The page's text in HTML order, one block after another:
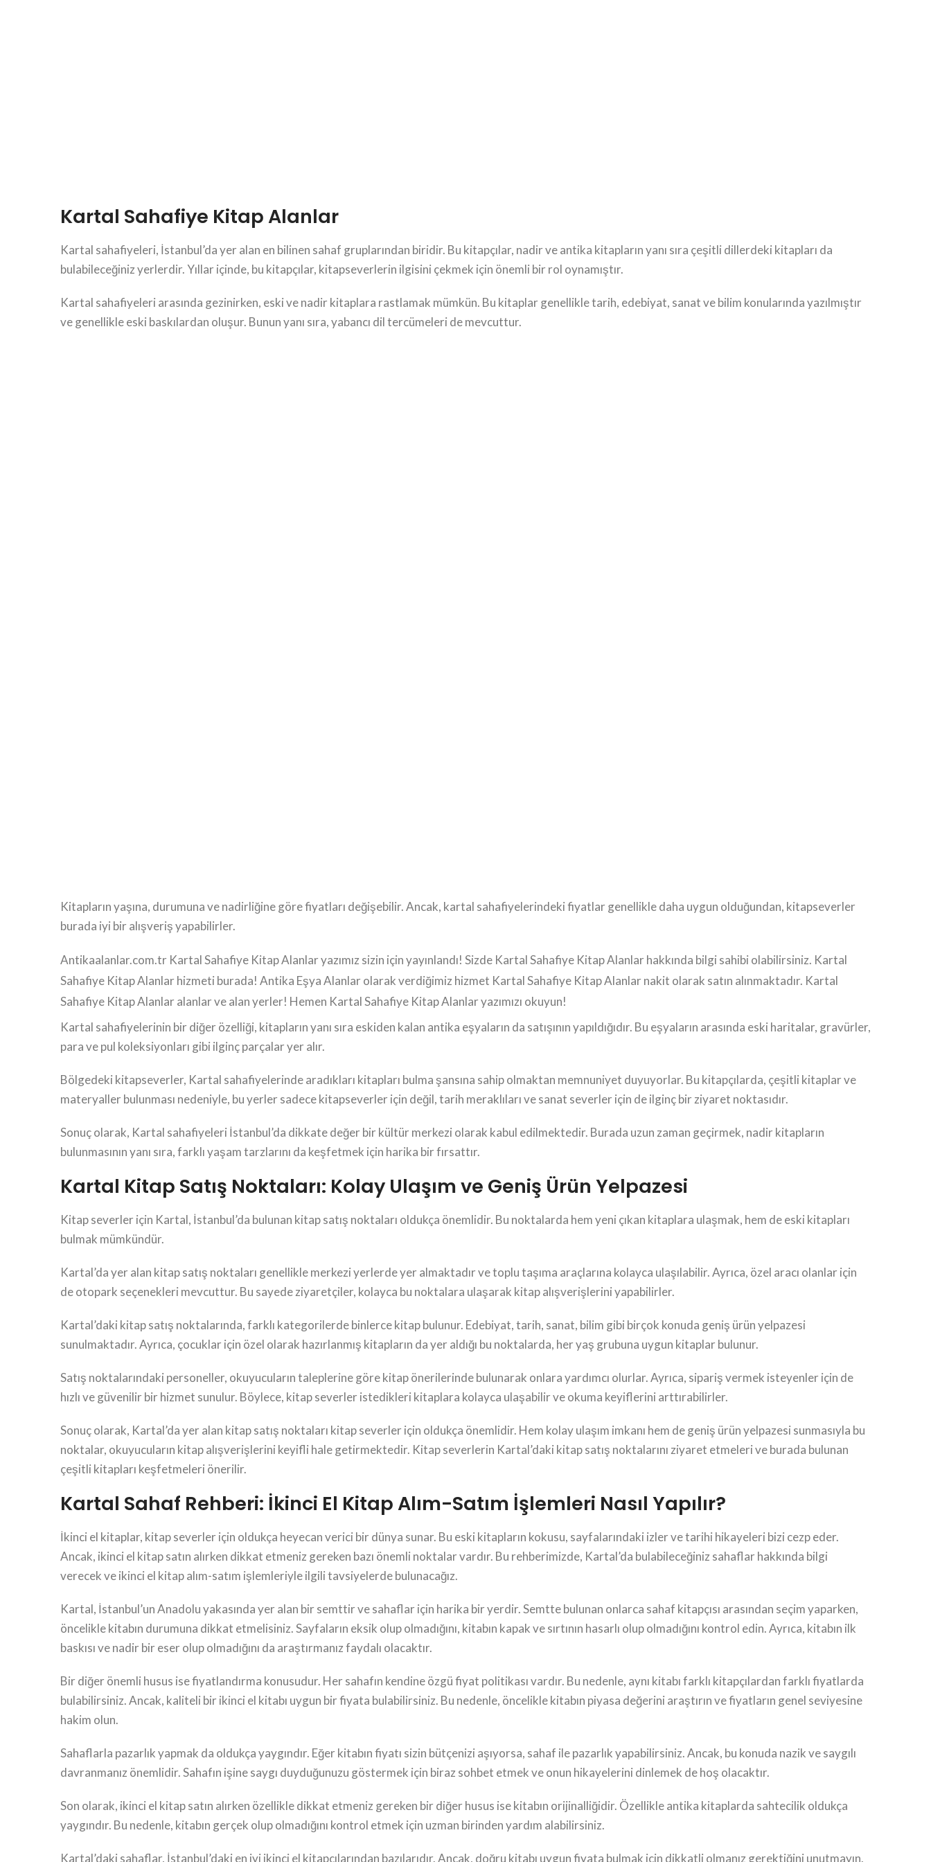
Kartal Sahafiye Kitap Alanlar
Kartal sahafiyeleri, İstanbul’da yer alan en bilinen sahaf gruplarından biridir. Bu kitapçılar, nadir ve antika kitapların yanı sıra çeşitli dillerdeki kitapları da
bulabileceğiniz yerlerdir. Yıllar içinde, bu kitapçılar, kitapseverlerin ilgisini çekmek için önemli bir rol oynamıştır.
Kartal sahafiyeleri arasında gezinirken, eski ve nadir kitaplara rastlamak mümkün. Bu kitaplar genellikle tarih, edebiyat, sanat ve bilim konularında yazılmıştır
ve genellikle eski baskılardan oluşur. Bunun yanı sıra, yabancı dil tercümeleri de mevcuttur.
Kitapların yaşına, durumuna ve nadirliğine göre fiyatları değişebilir. Ancak, kartal sahafiyelerindeki fiyatlar genellikle daha uygun olduğundan, kitapseverler
burada iyi bir alışveriş yapabilirler.
Antikaalanlar.com.tr Kartal Sahafiye Kitap Alanlar yazımız sizin için yayınlandı! Sizde Kartal Sahafiye Kitap Alanlar hakkında bilgi sahibi olabilirsiniz. Kartal
Sahafiye Kitap Alanlar hizmeti burada! Antika Eşya Alanlar olarak verdiğimiz hizmet Kartal Sahafiye Kitap Alanlar nakit olarak satın alınmaktadır. Kartal
Sahafiye Kitap Alanlar alanlar ve alan yerler! Hemen Kartal Sahafiye Kitap Alanlar yazımızı okuyun!
Kartal sahafiyelerinin bir diğer özelliği, kitapların yanı sıra eskiden kalan antika eşyaların da satışının yapıldığıdır. Bu eşyaların arasında eski haritalar, gravürler,
para ve pul koleksiyonları gibi ilginç parçalar yer alır.
Bölgedeki kitapseverler, Kartal sahafiyelerinde aradıkları kitapları bulma şansına sahip olmaktan memnuniyet duyuyorlar. Bu kitapçılarda, çeşitli kitaplar ve
materyaller bulunması nedeniyle, bu yerler sadece kitapseverler için değil, tarih meraklıları ve sanat severler için de ilginç bir ziyaret noktasıdır.
Sonuç olarak, Kartal sahafiyeleri İstanbul’da dikkate değer bir kültür merkezi olarak kabul edilmektedir. Burada uzun zaman geçirmek, nadir kitapların
bulunmasının yanı sıra, farklı yaşam tarzlarını da keşfetmek için harika bir fırsattır.
Kartal Kitap Satış Noktaları: Kolay Ulaşım ve Geniş Ürün Yelpazesi
Kitap severler için Kartal, İstanbul’da bulunan kitap satış noktaları oldukça önemlidir. Bu noktalarda hem yeni çıkan kitaplara ulaşmak, hem de eski kitapları
bulmak mümkündür.
Kartal’da yer alan kitap satış noktaları genellikle merkezi yerlerde yer almaktadır ve toplu taşıma araçlarına kolayca ulaşılabilir. Ayrıca, özel aracı olanlar için
de otopark seçenekleri mevcuttur. Bu sayede ziyaretçiler, kolayca bu noktalara ulaşarak kitap alışverişlerini yapabilirler.
Kartal’daki kitap satış noktalarında, farklı kategorilerde binlerce kitap bulunur. Edebiyat, tarih, sanat, bilim gibi birçok konuda geniş ürün yelpazesi
sunulmaktadır. Ayrıca, çocuklar için özel olarak hazırlanmış kitapların da yer aldığı bu noktalarda, her yaş grubuna uygun kitaplar bulunur.
Satış noktalarındaki personeller, okuyucuların taleplerine göre kitap önerilerinde bulunarak onlara yardımcı olurlar. Ayrıca, sipariş vermek isteyenler için de
hızlı ve güvenilir bir hizmet sunulur. Böylece, kitap severler istedikleri kitaplara kolayca ulaşabilir ve okuma keyiflerini arttırabilirler.
Sonuç olarak, Kartal’da yer alan kitap satış noktaları kitap severler için oldukça önemlidir. Hem kolay ulaşım imkanı hem de geniş ürün yelpazesi sunmasıyla bu
noktalar, okuyucuların kitap alışverişlerini keyifli hale getirmektedir. Kitap severlerin Kartal’daki kitap satış noktalarını ziyaret etmeleri ve burada bulunan
çeşitli kitapları keşfetmeleri önerilir.
Kartal Sahaf Rehberi: İkinci El Kitap Alım-Satım İşlemleri Nasıl Yapılır?
İkinci el kitaplar, kitap severler için oldukça heyecan verici bir dünya sunar. Bu eski kitapların kokusu, sayfalarındaki izler ve tarihi hikayeleri bizi cezp eder.
Ancak, ikinci el kitap satın alırken dikkat etmeniz gereken bazı önemli noktalar vardır. Bu rehberimizde, Kartal’da bulabileceğiniz sahaflar hakkında bilgi
verecek ve ikinci el kitap alım-satım işlemleriyle ilgili tavsiyelerde bulunacağız.
Kartal, İstanbul’un Anadolu yakasında yer alan bir semttir ve sahaflar için harika bir yerdir. Semtte bulunan onlarca sahaf kitapçısı arasından seçim yaparken,
öncelikle kitabın durumuna dikkat etmelisiniz. Sayfaların eksik olup olmadığını, kitabın kapak ve sırtının hasarlı olup olmadığını kontrol edin. Ayrıca, kitabın ilk
baskısı ve nadir bir eser olup olmadığını da araştırmanız faydalı olacaktır.
Bir diğer önemli husus ise fiyatlandırma konusudur. Her sahafın kendine özgü fiyat politikası vardır. Bu nedenle, aynı kitabı farklı kitapçılardan farklı fiyatlarda
bulabilirsiniz. Ancak, kaliteli bir ikinci el kitabı uygun bir fiyata bulabilirsiniz. Bu nedenle, öncelikle kitabın piyasa değerini araştırın ve fiyatların genel seviyesine
hakim olun.
Sahaflarla pazarlık yapmak da oldukça yaygındır. Eğer kitabın fiyatı sizin bütçenizi aşıyorsa, sahaf ile pazarlık yapabilirsiniz. Ancak, bu konuda nazik ve saygılı
davranmanız önemlidir. Sahafın işine saygı duyduğunuzu göstermek için biraz sohbet etmek ve onun hikayelerini dinlemek de hoş olacaktır.
Son olarak, ikinci el kitap satın alırken özellikle dikkat etmeniz gereken bir diğer husus ise kitabın orijinalliğidir. Özellikle antika kitaplarda sahtecilik oldukça
yaygındır. Bu nedenle, kitabın gerçek olup olmadığını kontrol etmek için uzman birinden yardım alabilirsiniz.
Kartal’daki sahaflar, İstanbul’daki en iyi ikinci el kitapçılarından bazılarıdır. Ancak, doğru kitabı uygun fiyata bulmak için dikkatli olmanız gerektiğini unutmayın.